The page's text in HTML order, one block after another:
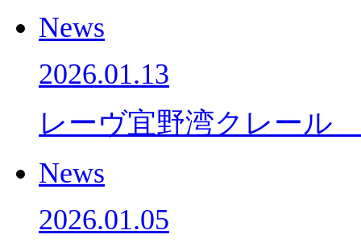
News
2026.01.13
レーヴ宜野湾クレール
News
2026.01.05